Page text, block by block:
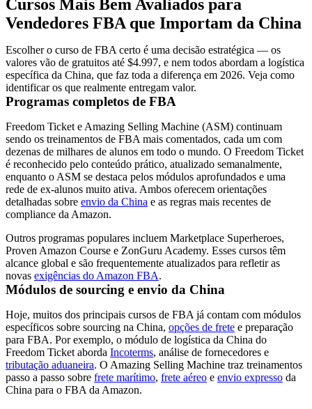
Cursos Mais Bem Avaliados para
Vendedores FBA que Importam da China
Escolher o curso de FBA certo é uma decisão estratégica — os
valores vão de gratuitos até $4.997, e nem todos abordam a logística
específica da China, que faz toda a diferença em 2026. Veja como
identificar os que realmente entregam valor.
Programas completos de FBA
Freedom Ticket e Amazing Selling Machine (ASM) continuam
sendo os treinamentos de FBA mais comentados, cada um com
dezenas de milhares de alunos em todo o mundo. O Freedom Ticket
é reconhecido pelo conteúdo prático, atualizado semanalmente,
enquanto o ASM se destaca pelos módulos aprofundados e uma
rede de ex-alunos muito ativa. Ambos oferecem orientações
detalhadas sobre envio da China e as regras mais recentes de
compliance da Amazon.
Outros programas populares incluem Marketplace Superheroes,
Proven Amazon Course e ZonGuru Academy. Esses cursos têm
alcance global e são frequentemente atualizados para refletir as
novas exigências do Amazon FBA.
Módulos de sourcing e envio da China
Hoje, muitos dos principais cursos de FBA já contam com módulos
específicos sobre sourcing na China, opções de frete e preparação
para FBA. Por exemplo, o módulo de logística da China do
Freedom Ticket aborda Incoterms, análise de fornecedores e
tributação aduaneira. O Amazing Selling Machine traz treinamentos
passo a passo sobre frete marítimo, frete aéreo e envio expresso da
China para o FBA da Amazon.